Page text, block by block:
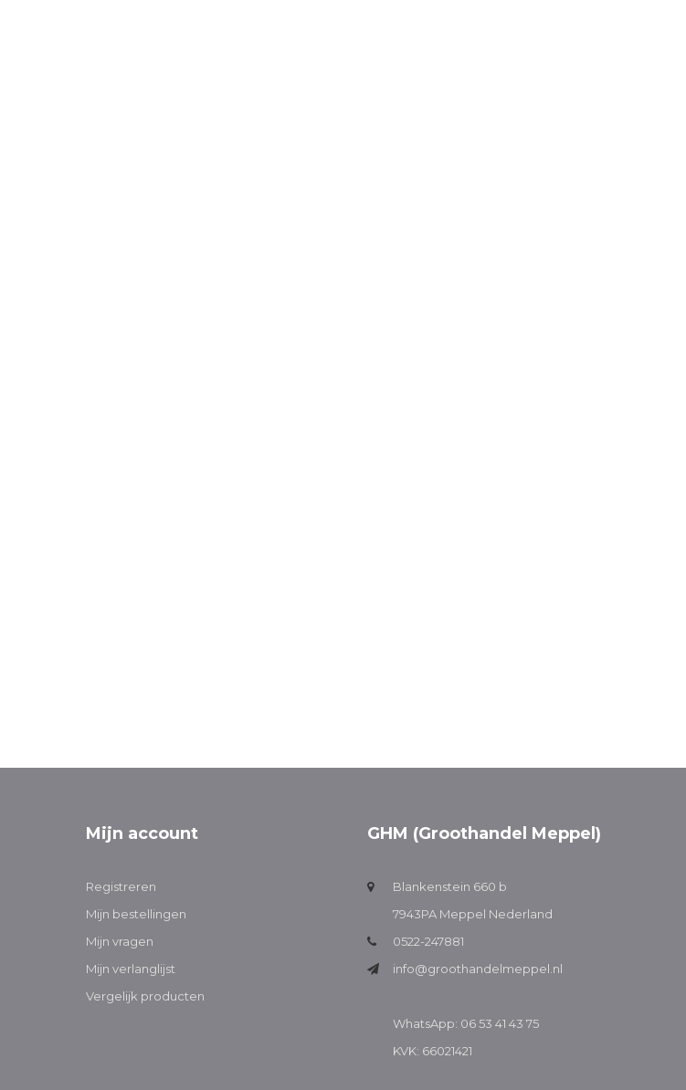
Mijn account
Registreren
Mijn bestellingen
Mijn vragen
Mijn verlanglijst
Vergelijk producten
GHM (Groothandel Meppel)
Blankenstein 660 b
7943PA Meppel Nederland
0522-247881
info@groothandelmeppel.nl
WhatsApp: 06 53 41 43 75
KVK: 66021421